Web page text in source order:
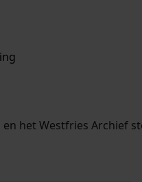
aantal zoektips.
aantal zoektips.
het Westfries Archief
uw zoekopdracht te